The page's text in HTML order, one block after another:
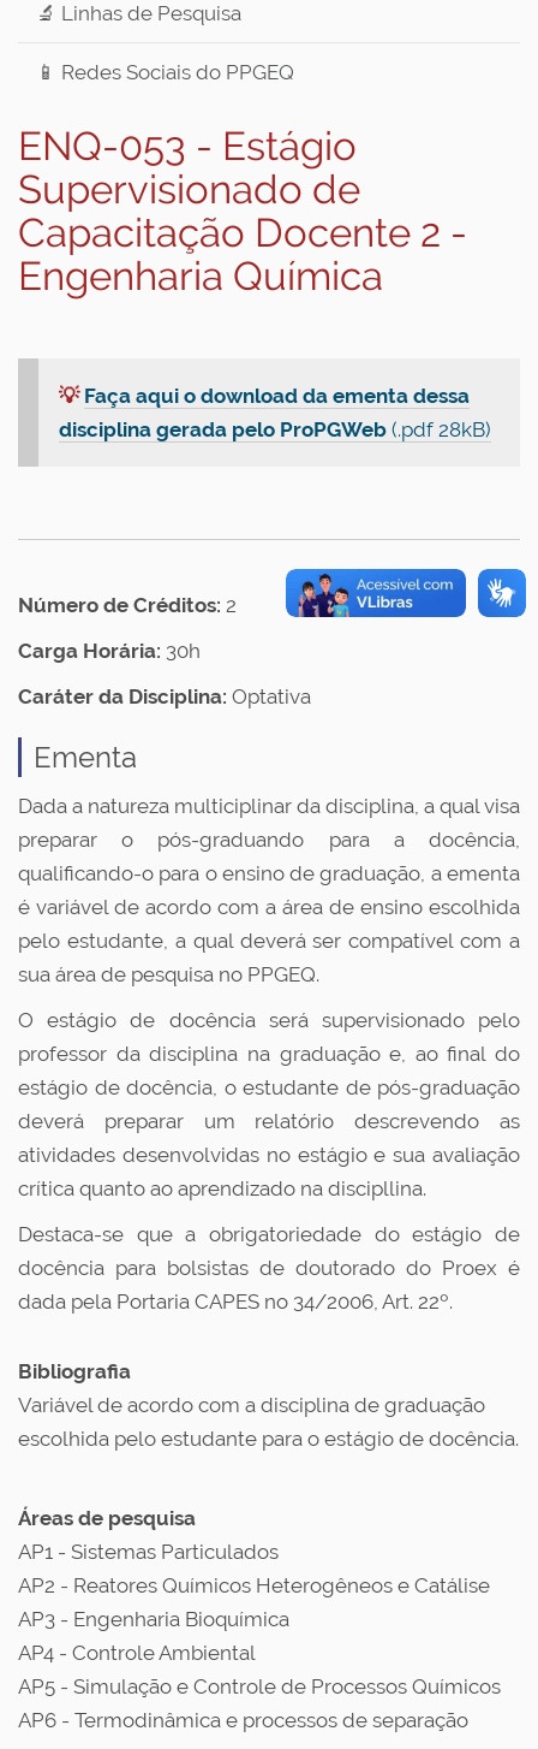
🔬 Linhas de Pesquisa
📱 Redes Sociais do PPGEQ
ENQ-053 - Estágio
Supervisionado de
Capacitação Docente 2 -
Engenharia Química
💡 Faça aqui o download da ementa dessa
disciplina gerada pelo ProPGWeb (.pdf 28kB)
Número de Créditos: 2
Carga Horária: 30h
Caráter da Disciplina: Optativa
Ementa
Dada a natureza multiciplinar da disciplina, a qual visa
preparar o pós-graduando para a docência,
qualificando-o para o ensino de graduação, a ementa
é variável de acordo com a área de ensino escolhida
pelo estudante, a qual deverá ser compatível com a
sua área de pesquisa no PPGEQ.
O estágio de docência será supervisionado pelo
professor da disciplina na graduação e, ao final do
estágio de docência, o estudante de pós-graduação
deverá preparar um relatório descrevendo as
atividades desenvolvidas no estágio e sua avaliação
crítica quanto ao aprendizado na discipllina.
Destaca-se que a obrigatoriedade do estágio de
docência para bolsistas de doutorado do Proex é
dada pela Portaria CAPES no 34/2006, Art. 22º.
Bibliografia
Variável de acordo com a disciplina de graduação
escolhida pelo estudante para o estágio de docência.
Áreas de pesquisa
AP1 - Sistemas Particulados
AP2 - Reatores Químicos Heterogêneos e Catálise
AP3 - Engenharia Bioquímica
AP4 - Controle Ambiental
AP5 - Simulação e Controle de Processos Químicos
AP6 - Termodinâmica e processos de separação